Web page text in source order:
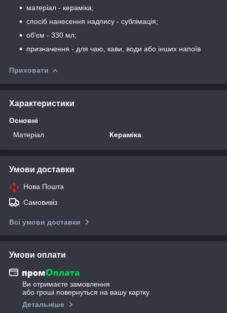
матеріал - кераміка;
спосіб нанесення надпису - сублімація;
об'єм - 330 мл;
призначення - для чаю, кави, води або інших напоїв
Приховати
Характеристики
Основні
Матеріал
Кераміка
Умови доставки
Нова Пошта
Самовивіз
Всі умови доставки
Умови оплати
Ви отримаєте замовлення
або гроші повернуться на вашу картку
Детальніше